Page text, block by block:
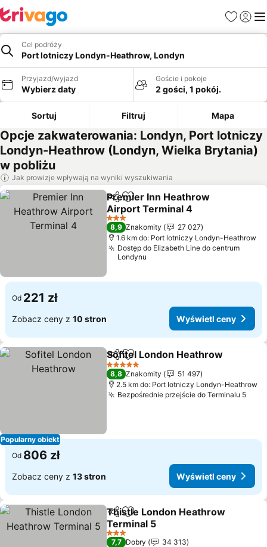
Ulubione
Cel podróży
Port lotniczy Londyn-Heathrow, Londyn
Przyjazd/wyjazd
Wybierz daty
Goście i pokoje
2 gości, 1 pokój.
Sortuj Filtruj Mapa
Opcje zakwaterowania: Londyn, Port lotniczy
Londyn-Heathrow (Londyn, Wielka Brytania)
w pobliżu
Jak prowizje wpływają na wyniki wyszukiwania
Udostępnij
Dodaj do ulubionych
Premier Inn Heathrow
Airport Terminal 4
Wyświetl ceny
3 Kategoria
8,9 Znakomity
27 027
1.6 km do: Port lotniczy Londyn-Heathrow
Dostęp do Elizabeth Line do centrum
Londynu
Od 221 zł
Zobacz ceny z 10 stron Wyświetl ceny
Popularny obiekt
Udostępnij
Dodaj do ulubionych
Sofitel London Heathrow
5 Kategoria
8,8 Znakomity
51 497
2.5 km do: Port lotniczy Londyn-Heathrow
Bezpośrednie przejście do Terminalu 5
Od 806 zł
Zobacz ceny z 13 stron Wyświetl ceny
Udostępnij
Dodaj do ulubionych
Thistle London Heathrow
Terminal 5
Wyświetl ceny
3 Kategoria
7,7 Dobry
34 313